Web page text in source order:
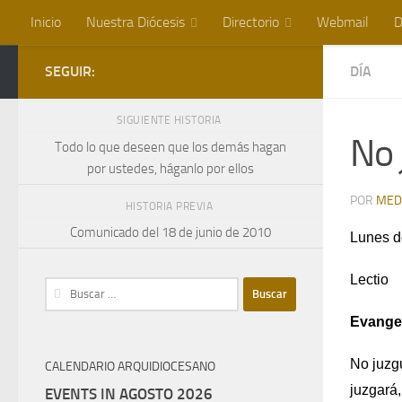
Saltar al contenido
Inicio Nuestra Diócesis Directorio Webmail
DÍA
POR
Lunes
Lectio
No
SEGUIR:
SIGUIENTE HISTORIA
Todo lo que deseen que los demás hagan
por ustedes, háganlo por ellos
HISTORIA PREVIA
Comunicado del 18 de junio de 2010
Buscar:
CALENDARIO ARQUIDIOCESANO
EVENTS IN AGOSTO 2026